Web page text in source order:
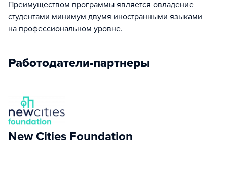
Преимуществом программы является овладение
студентами минимум двумя иностранными языками
на профессиональном уровне.
Работодатели-партнеры
New Cities Foundation